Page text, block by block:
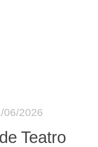
06/2026
Teatro